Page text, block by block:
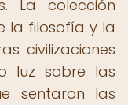
La colección
la filosofía y la
civilizaciones
luz sobre las
sentaron las